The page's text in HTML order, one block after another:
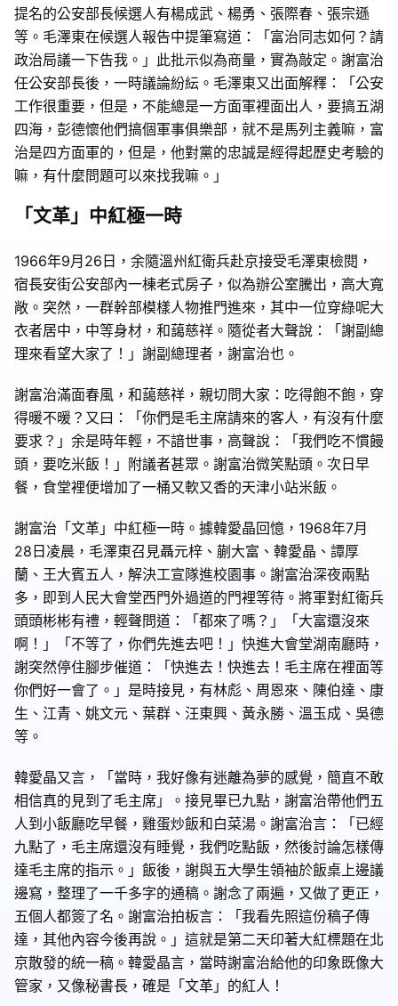
提名的公安部長候選人有楊成武、楊勇、張際春、張宗遜
等。毛澤東在候選人報告中提筆寫道：「富治同志如何？請
政治局議一下告我。」此批示似為商量，實為敲定。謝富治
任公安部長後，一時議論紛紜。毛澤東又出面解釋：「公安
工作很重要，但是，不能總是一方面軍裡面出人，要搞五湖
四海，彭德懷他們搞個軍事俱樂部，就不是馬列主義嘛，富
治是四方面軍的，但是，他對黨的忠誠是經得起歷史考驗的
嘛，有什麼問題可以來找我嘛。」
「文革」中紅極一時
1966年9月26日，余隨溫州紅衛兵赴京接受毛澤東檢閱，
宿長安街公安部內一棟老式房子，似為辦公室騰出，高大寬
敞。突然，一群幹部模樣人物推門進來，其中一位穿綠呢大
衣者居中，中等身材，和藹慈祥。隨從者大聲說：「謝副總
理來看望大家了！」謝副總理者，謝富治也。
謝富治滿面春風，和藹慈祥，親切問大家：吃得飽不飽，穿
得暖不暖？又曰：「你們是毛主席請來的客人，有沒有什麼
要求？」余是時年輕，不諳世事，高聲說：「我們吃不慣饅
頭，要吃米飯！」附議者甚眾。謝富治微笑點頭。次日早
餐，食堂裡便增加了一桶又軟又香的天津小站米飯。
謝富治「文革」中紅極一時。據韓愛晶回憶，1968年7月
28日凌晨，毛澤東召見聶元梓、蒯大富、韓愛晶、譚厚
蘭、王大賓五人，解決工宣隊進校園事。謝富治深夜兩點
多，即到人民大會堂西門外過道的門裡等待。將軍對紅衛兵
頭頭彬彬有禮，輕聲問道：「都來了嗎？」「大富還沒來
啊！」「不等了，你們先進去吧！」快進大會堂湖南廳時，
謝突然停住腳步催道：「快進去！快進去！毛主席在裡面等
你們好一會了。」是時接見，有林彪、周恩來、陳伯達、康
生、江青、姚文元、葉群、汪東興、黃永勝、溫玉成、吳德
等。
韓愛晶又言，「當時，我好像有迷離為夢的感覺，簡直不敢
相信真的見到了毛主席」。接見畢已九點，謝富治帶他們五
人到小飯廳吃早餐，雞蛋炒飯和白菜湯。謝富治言：「已經
九點了，毛主席還沒有睡覺，我們吃點飯，然後討論怎樣傳
達毛主席的指示。」飯後，謝與五大學生領袖於飯桌上邊議
邊寫，整理了一千多字的通稿。謝念了兩遍，又做了更正，
五個人都簽了名。謝富治拍板言：「我看先照這份稿子傳
達，其他內容今後再說。」這就是第二天印著大紅標題在北
京散發的統一稿。韓愛晶言，當時謝富治給他的印象既像大
管家，又像秘書長，確是「文革」的紅人！